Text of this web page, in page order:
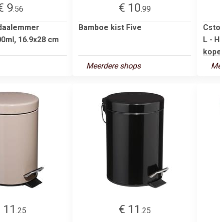
9.56
16.9x28 cm
€ 10.99
Bamboe kist Five
Meerdere shops
L -
11 .25
€ 11 .25